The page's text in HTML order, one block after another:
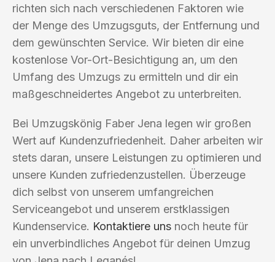
richten sich nach verschiedenen Faktoren wie
der Menge des Umzugsguts, der Entfernung und
dem gewünschten Service. Wir bieten dir eine
kostenlose Vor-Ort-Besichtigung an, um den
Umfang des Umzugs zu ermitteln und dir ein
maßgeschneidertes Angebot zu unterbreiten.
Bei Umzugskönig Faber Jena legen wir großen
Wert auf Kundenzufriedenheit. Daher arbeiten wir
stets daran, unsere Leistungen zu optimieren und
unsere Kunden zufriedenzustellen. Überzeuge
dich selbst von unserem umfangreichen
Serviceangebot und unserem erstklassigen
Kundenservice. Kontaktiere uns noch heute für
ein unverbindliches Angebot für deinen Umzug